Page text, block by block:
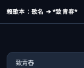
賴歌本：歌名 ➔ *致青春*